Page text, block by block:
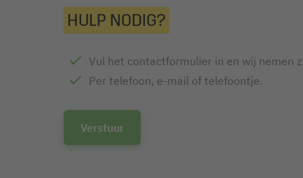
HULP NODIG?
Vul het contactformulier in en wij nemen
Per telefoon, e-mail of telefoontje.
Verstuur